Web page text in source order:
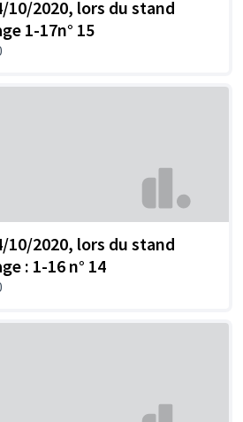
10/2020, lors du stand
1-17n° 15
10/2020, lors du stand
: 1-16 n° 14